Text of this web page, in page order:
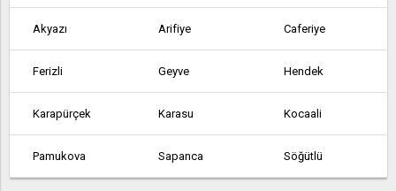
Akyazı Arifiye Caferiye
Ferizli Geyve Hendek
Karapürçek Karasu Kocaali
Pamukova Sapanca Söğütlü